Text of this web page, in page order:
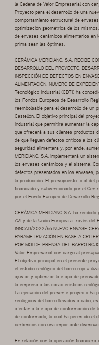
la Cadena de Valor Empresarial con
Proyecto para el desarrollo de una
comportamiento estructural de
optimización geométrica de los
de envases cerámicos alimentarios en
prima sean las óptimas.
CERÁMICA MERIDIANO, S.A. RECIBE
DESARROLLO DEL PROYECTO:
INSPECCIÓN DE DEFECTOS EN
ALIMENTACIÓN. NUMERO DE
Tecnológico Industrial (CDTI) ha
los Fondos Europeos de Desarrollo
reembolsable para el desarrollo de un
Castellón. El objetivo principal del
industrial que permitirá aumentar la
que ofrecerá a sus clientes productos
de que lleguen defectos críticos a los
seguridad alimentara y, por ende,
MERIDIANO, S.A. implementará un
los envases cerámicos y el sistema.
defectos presentados en los envases,
la producción. El presupuesto total del
financiado y subvencionado por el
por el Fondo Europeo de Desarrollo
CERÁMICA MERIDIANO S.A. ha
AVI y de la Unión Europea a través del
INNCAD/2022/56 NUEVO ENVASE
PARAMETRIZACIÓN EN BASE A
POR MOLDE-PRENSA DEL BARRO
Valor Empresarial con cargo al
El objetivo principal en el presente
el estudio reológico del barro rojo
ajustar y optimizar la etapa de
la empresa a las características
La ejecución del presente proyecto ha
reológicos del barro llevados a cabo,
afectan a la etapa de conformación de
de conformado, lo cual ha permitido el
cerámicos con una importante
En relación con la operación financiera